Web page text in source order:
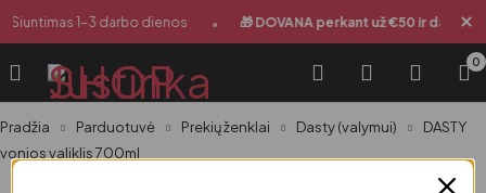
Siuntimas 1-3 darbo dienos • 🎁 DOVANA perkant už €50 ir daugiau
0
Pradžia Parduotuvė Prekių ženklai Dasty (valymui)
DASTY
vonios valiklis 700ml